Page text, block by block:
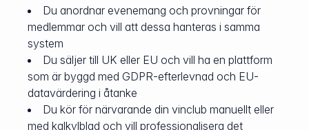
Du anordnar evenemang och provningar för
medlemmar och vill att dessa hanteras i samma
system
Du säljer till UK eller EU och vill ha en plattform
som är byggd med GDPR-efterlevnad och EU-
datavärdering i åtanke
Du kör för närvarande din vinclub manuellt eller
med kalkylblad och vill professionalisera det